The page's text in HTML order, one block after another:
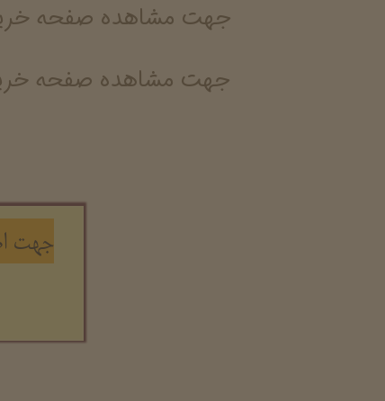
​جهت مشاهده صفحه
​جهت مشاهده صفحه
جهت